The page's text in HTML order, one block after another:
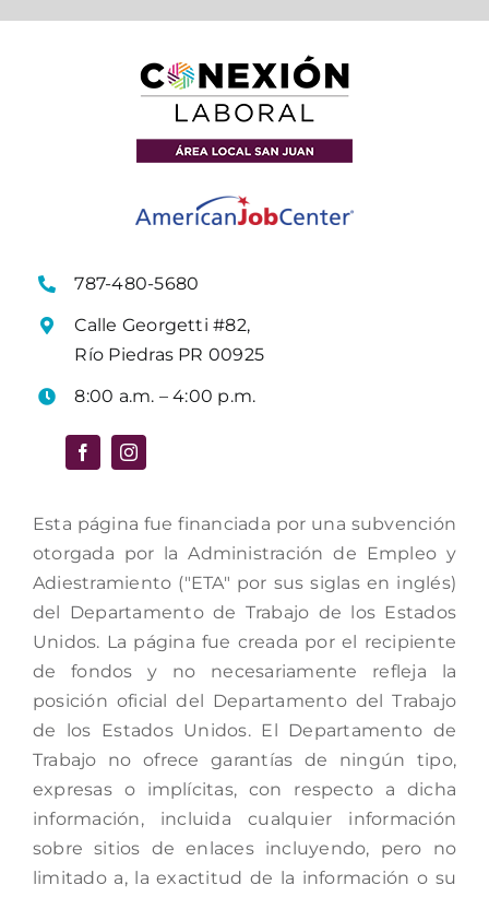
787-480-5680
Calle Georgetti #82,
Río Piedras PR 00925
8:00 a.m. – 4:00 p.m.
Esta página fue financiada por una subvención
otorgada por la Administración de Empleo y
Adiestramiento ("ETA" por sus siglas en inglés)
del Departamento de Trabajo de los Estados
Unidos. La página fue creada por el recipiente
de fondos y no necesariamente refleja la
posición oficial del Departamento del Trabajo
de los Estados Unidos. El Departamento de
Trabajo no ofrece garantías de ningún tipo,
expresas o implícitas, con respecto a dicha
información, incluida cualquier información
sobre sitios de enlaces incluyendo, pero no
limitado a, la exactitud de la información o su